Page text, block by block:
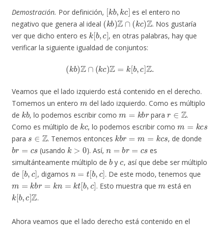
Demostración. Por definición,
[k b k c]
es el entero no
negativo que genera al ideal
(kb)Z∩( kc Z
. Nos gustaría
ver que dicho entero es
k[b c]
, en otras palabras, hay que
verificar la siguiente igualdad de conjuntos:
(kb) Z∩(kc)Z [b,c ]Z.
Veamos que el lado izquierdo está contenido en el derecho.
Tomemos un entero
m
del lado izquierdo. Como es múltiplo
de
kb
, lo podemos escribir como
m=kbr
para
r ∈ Z
.
Como es múltiplo de
kc
, lo podemos escribir como
m= c
para
s ∈Z
. Tenemos entonces
kbr=m=kc s
, de donde
br= cs
(usando
k>0
). Así,
n=br
es
simultánteamente múltiplo de
b
y
c
, así que debe ser múltiplo
de
[b,c]
, digamos
n=t[b,c ]
. De este modo, tenemos que
m =kbr=kn=kt[b,c
. Esto muestra que
m
está en
k[b c]Z
.
Ahora veamos que el lado derecho está contenido en el